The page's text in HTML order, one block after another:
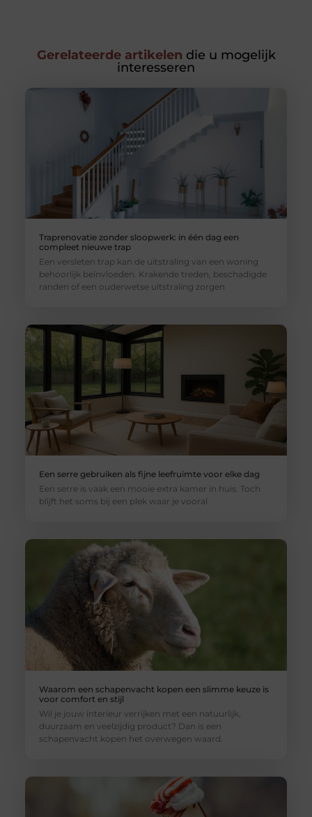
Gerelateerde artikelen die u mogelijk
interesseren
Traprenovatie zonder sloopwerk: in één dag een
compleet nieuwe trap
Een versleten trap kan de uitstraling van een woning
behoorlijk beïnvloeden. Krakende treden, beschadigde
randen of een ouderwetse uitstraling zorgen
Een serre gebruiken als fijne leefruimte voor elke dag
Een serre is vaak een mooie extra kamer in huis. Toch
blijft het soms bij een plek waar je vooral
Waarom een schapenvacht kopen een slimme keuze is
voor comfort en stijl
Wil je jouw interieur verrijken met een natuurlijk,
duurzaam en veelzijdig product? Dan is een
schapenvacht kopen het overwegen waard.